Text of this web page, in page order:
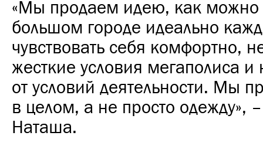
«Мы продаем идею, как можно
большом городе идеально
чувствовать себя комфортно,
жесткие условия мегаполиса
от условий деятельности. Мы
в целом, а не просто одежду»,
Наташа.